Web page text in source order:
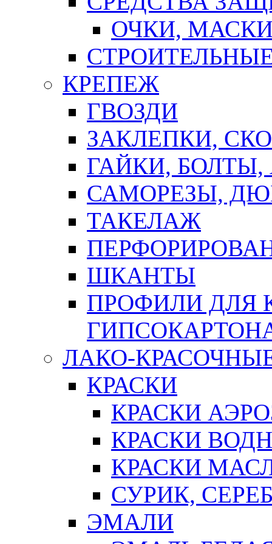
ОЧКИ,
КРЕПЕЖ
ГВОЗДИ
ЗАКЛЕПКИ,
ГАЙКИ,
САМОРЕЗЫ,
ТАКЕЛАЖ
ШКАНТЫ
ПРОФИЛИ ДЛЯ
ЛАКО-
КРАСКИ
КРАСКИ
КРАСКИ
КРАСКИ
СУРИК,
ЭМАЛИ